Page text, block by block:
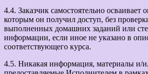
4.4. Заказчик самостоятельно осваивает
которым он получил доступ, без
выполненных домашних заданий или
информации, если иное не указано в
соответствующего курса.
4.5. Никакая информация, материалы и/